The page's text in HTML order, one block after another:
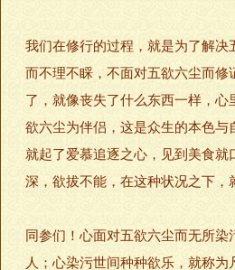
我们在修行的过程，就是为了解
而不理不睬，不面对五欲六尘而
了，就像丧失了什么东西一样，
欲六尘为伴侣，这是众生的本色
就起了爱慕追逐之心，见到美食
深，欲拔不能，在这种状况之下
同参们！心面对五欲六尘而无所
人；心染污世间种种欲乐，就称